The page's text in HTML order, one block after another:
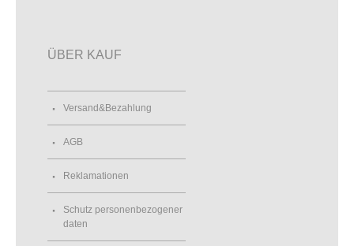
ÜBER KAUF
Versand&Bezahlung
AGB
Reklamationen
Schutz personenbezogener
daten